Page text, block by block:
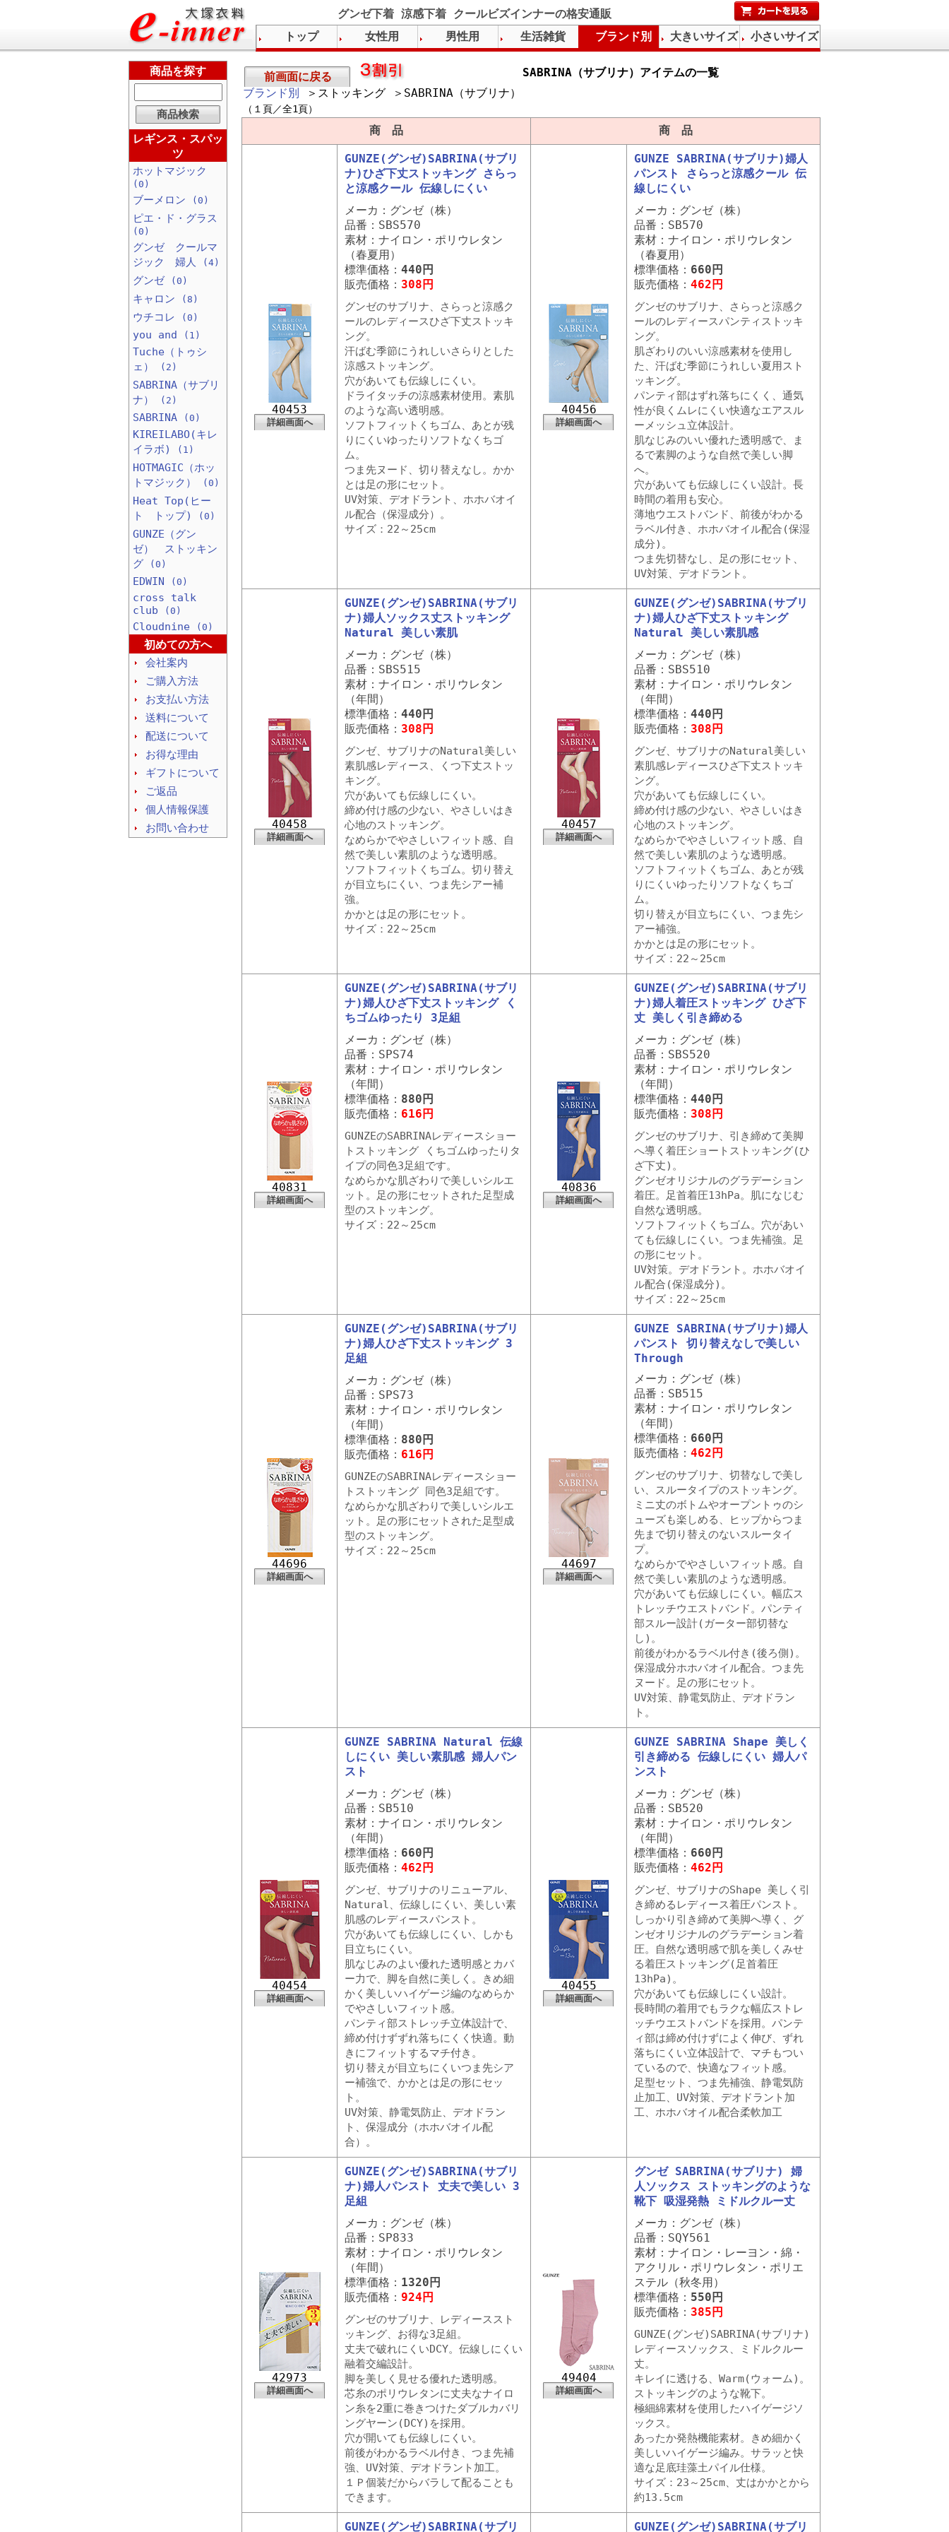
グンゼ下着 涼感下着 クールビズインナーの格安通販
前画面に戻る
SABRINA（サブリナ）アイテムの一覧
ブランド別 ＞ストッキング ＞SABRINA（サブリナ）
（１頁／全1頁）
商 品 商 品
40453
詳細画面へ
GUNZE(グンゼ)SABRINA(サブリ
ナ)ひざ下丈ストッキング さらっ
と涼感クール 伝線しにくい
メーカ：グンゼ（株）
品番：SBS570
素材：ナイロン・ポリウレタン
（春夏用）
標準価格： 440円
販売価格： 308円
グンゼのサブリナ、さらっと涼感ク
ールのレディースひざ下丈ストッキ
ング。
汗ばむ季節にうれしいさらりとした
涼感ストッキング。
穴があいても伝線しにくい。
ドライタッチの涼感素材使用。素肌
のような高い透明感。
ソフトフィットくちゴム、あとが残
りにくいゆったりソフトなくちゴ
ム。
つま先ヌード、切り替えなし。かか
とは足の形にセット。
UV対策、デオドラント、ホホバオイ
ル配合（保湿成分）。
サイズ：22～25cm
40456
詳細画面へ
GUNZE SABRINA(サブリナ)婦人
パンスト さらっと涼感クール 伝
線しにくい
メーカ：グンゼ（株）
品番：SB570
素材：ナイロン・ポリウレタン
（春夏用）
標準価格： 660円
販売価格： 462円
グンゼのサブリナ、さらっと涼感ク
ールのレディースパンティストッキ
ング。
肌ざわりのいい涼感素材を使用し
た、汗ばむ季節にうれしい夏用スト
ッキング。
パンティ部はずれ落ちにくく、通気
性が良くムレにくい快適なエアスル
ーメッシュ立体設計。
肌なじみのいい優れた透明感で、ま
るで素脚のような自然で美しい脚
へ。
穴があいても伝線しにくい設計。長
時間の着用も安心。
薄地ウエストバンド、前後がわかる
ラベル付き、ホホバオイル配合(保湿
成分)。
つま先切替なし、足の形にセット、
UV対策、デオドラント。
40458
詳細画面へ
GUNZE(グンゼ)SABRINA(サブリ
ナ)婦人ソックス丈ストッキング
Natural 美しい素肌
メーカ：グンゼ（株）
品番：SBS515
素材：ナイロン・ポリウレタン
（年間）
標準価格： 440円
販売価格： 308円
グンゼ、サブリナのNatural美しい
素肌感レディース、くつ下丈ストッ
キング。
穴があいても伝線しにくい。
締め付け感の少ない、やさしいはき
心地のストッキング。
なめらかでやさしいフィット感、自
然で美しい素肌のような透明感。
ソフトフィットくちゴム。切り替え
が目立ちにくい、つま先シアー補
強。
かかとは足の形にセット。
サイズ：22～25cm
40457
詳細画面へ
GUNZE(グンゼ)SABRINA(サブリ
ナ)婦人ひざ下丈ストッキング
Natural 美しい素肌感
メーカ：グンゼ（株）
品番：SBS510
素材：ナイロン・ポリウレタン
（年間）
標準価格： 440円
販売価格： 308円
グンゼ、サブリナのNatural美しい
素肌感レディースひざ下丈ストッキ
ング。
穴があいても伝線しにくい。
締め付け感の少ない、やさしいはき
心地のストッキング。
なめらかでやさしいフィット感、自
然で美しい素肌のような透明感。
ソフトフィットくちゴム、あとが残
りにくいゆったりソフトなくちゴ
ム。
切り替えが目立ちにくい、つま先シ
アー補強。
かかとは足の形にセット。
サイズ：22～25cm
40831
詳細画面へ
GUNZE(グンゼ)SABRINA(サブリ
ナ)婦人ひざ下丈ストッキング く
ちゴムゆったり 3足組
メーカ：グンゼ（株）
品番：SPS74
素材：ナイロン・ポリウレタン
（年間）
標準価格： 880円
販売価格： 616円
GUNZEのSABRINAレディースショー
トストッキング くちゴムゆったりタ
イプの同色3足組です。
なめらかな肌ざわりで美しいシルエ
ット。足の形にセットされた足型成
型のストッキング。
サイズ：22～25cm
40836
詳細画面へ
GUNZE(グンゼ)SABRINA(サブリ
ナ)婦人着圧ストッキング ひざ下
丈 美しく引き締める
メーカ：グンゼ（株）
品番：SBS520
素材：ナイロン・ポリウレタン
（年間）
標準価格： 440円
販売価格： 308円
グンゼのサブリナ、引き締めて美脚
へ導く着圧ショートストッキング(ひ
ざ下丈)。
グンゼオリジナルのグラデーション
着圧。足首着圧13hPa。肌になじむ
自然な透明感。
ソフトフィットくちゴム。穴があい
ても伝線しにくい。つま先補強。足
の形にセット。
UV対策。デオドラント。ホホバオイ
ル配合(保湿成分)。
サイズ：22～25cm
44696
詳細画面へ
GUNZE(グンゼ)SABRINA(サブリ
ナ)婦人ひざ下丈ストッキング 3
足組
メーカ：グンゼ（株）
品番：SPS73
素材：ナイロン・ポリウレタン
（年間）
標準価格： 880円
販売価格： 616円
GUNZEのSABRINAレディースショー
トストッキング 同色3足組です。
なめらかな肌ざわりで美しいシルエ
ット。足の形にセットされた足型成
型のストッキング。
サイズ：22～25cm
44697
詳細画面へ
GUNZE SABRINA(サブリナ)婦人
パンスト 切り替えなしで美しい
Through
メーカ：グンゼ（株）
品番：SB515
素材：ナイロン・ポリウレタン
（年間）
標準価格： 660円
販売価格： 462円
グンゼのサブリナ、切替なしで美し
い、スルータイプのストッキング。
ミニ丈のボトムやオープントゥのシ
ューズも楽しめる、ヒップからつま
先まで切り替えのないスルータイ
プ。
なめらかでやさしいフィット感。自
然で美しい素肌のような透明感。
穴があいても伝線しにくい。幅広ス
トレッチウエストバンド。パンティ
部スルー設計(ガーター部切替な
し)。
前後がわかるラベル付き(後ろ側)。
保湿成分ホホバオイル配合。つま先
ヌード。足の形にセット。
UV対策、静電気防止、デオドラン
ト。
40454
詳細画面へ
GUNZE SABRINA Natural 伝線
しにくい 美しい素肌感 婦人パン
スト
メーカ：グンゼ（株）
品番：SB510
素材：ナイロン・ポリウレタン
（年間）
標準価格： 660円
販売価格： 462円
グンゼ、サブリナのリニューアル、
Natural、伝線しにくい、美しい素
肌感のレディースパンスト。
穴があいても伝線しにくい、しかも
目立ちにくい。
肌なじみのよい優れた透明感とカバ
ー力で、脚を自然に美しく。きめ細
かく美しいハイゲージ編のなめらか
でやさしいフィット感。
パンティ部ストレッチ立体設計で、
締め付けずずれ落ちにくく快適。動
きにフィットするマチ付き。
切り替えが目立ちにくいつま先シア
ー補強で、かかとは足の形にセッ
ト。
UV対策、静電気防止、デオドラン
ト、保湿成分（ホホバオイル配
合）。
40455
詳細画面へ
GUNZE SABRINA Shape 美しく
引き締める 伝線しにくい 婦人パ
ンスト
メーカ：グンゼ（株）
品番：SB520
素材：ナイロン・ポリウレタン
（年間）
標準価格： 660円
販売価格： 462円
グンゼ、サブリナのShape 美しく引
き締めるレディース着圧パンスト。
しっかり引き締めて美脚へ導く、グ
ンゼオリジナルのグラデーション着
圧。自然な透明感で肌を美しくみせ
る着圧ストッキング(足首着圧
13hPa)。
穴があいても伝線しにくい設計。
長時間の着用でもラクな幅広ストレ
ッチウエストバンドを採用。パンテ
ィ部は締め付けずによく伸び、ずれ
落ちにくい立体設計で、マチもつい
ているので、快適なフィット感。
足型セット、つま先補強、静電気防
止加工、UV対策、デオドラント加
工、ホホバオイル配合柔軟加工
42973
詳細画面へ
GUNZE(グンゼ)SABRINA(サブリ
ナ)婦人パンスト 丈夫で美しい 3
足組
メーカ：グンゼ（株）
品番：SP833
素材：ナイロン・ポリウレタン
（年間）
標準価格： 1320円
販売価格： 924円
グンゼのサブリナ、レディーススト
ッキング、お得な3足組。
丈夫で破れにくいDCY。伝線しにくい
融着交編設計。
脚を美しく見せる優れた透明感。
芯糸のポリウレタンに丈夫なナイロ
ン糸を2重に巻きつけたダブルカバリ
ングヤーン(DCY)を採用。
穴が開いても伝線しにくい。
前後がわかるラベル付き、つま先補
強、UV対策、デオドラント加工。
１Ｐ個装だからバラして配ることも
できます。
49404
詳細画面へ
グンゼ SABRINA(サブリナ) 婦
人ソックス ストッキングのような
靴下 吸湿発熱 ミドルクルー丈
メーカ：グンゼ（株）
品番：SQY561
素材：ナイロン・レーヨン・綿・
アクリル・ポリウレタン・ポリエ
ステル（秋冬用）
標準価格： 550円
販売価格： 385円
GUNZE(グンゼ)SABRINA(サブリナ)
レディースソックス、ミドルクルー
丈。
キレイに透ける、Warm(ウォーム)。
ストッキングのような靴下。
極細綿素材を使用したハイゲージソ
ックス。
あったか発熱機能素材。きめ細かく
美しいハイゲージ編み。サラッと快
適な足底珪藻土パイル仕様。
サイズ：23～25cm、丈はかかとから
約13.5cm
GUNZE(グンゼ)SABRINA(サブリ GUNZE(グンゼ)SABRINA(サブリ
商品を探す
レギンス・スパッ
ツ
ホットマジック
(0)
ブーメロン (0)
ピエ・ド・グラス
(0)
グンゼ クールマ
ジック 婦人
(4)
グンゼ (0)
キャロン (8)
ウチコレ (0)
you and (1)
Tuche（トゥシ
ェ）
(2)
SABRINA（サブリ
ナ）
(2)
SABRINA (0)
KIREILABO(キレ
イラボ)
(1)
HOTMAGIC（ホッ
トマジック）
(0)
Heat Top(ヒー
ト トップ)
(0)
GUNZE（グン
ゼ） ストッキン
グ
(0)
EDWIN (0)
cross talk
club
(0)
Cloudnine (0)
初めての方へ
会社案内
ご購入方法
お支払い方法
送料について
配送について
お得な理由
ギフトについて
ご返品
個人情報保護
お問い合わせ
トップ 女性用 男性用 生活雑貨 ブランド別 大きいサイズ 小さいサイズ